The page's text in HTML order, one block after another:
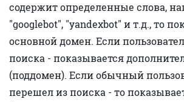
содержит определенные слова,
"googlebot", "yandexbot" и т.д., то
основной домен. Если
поиска - показывается
(поддомен). Если обычный
перешел из поиска - то